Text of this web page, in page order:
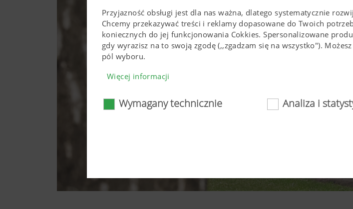
Przyjazność obsługi jest dla nas ważna, dlatego systematycznie
Chcemy przekazywać treści i reklamy dopasowane do Twoich
koniecznych do jej funkcjonowania Cokkies. Spersonalizowane
gdy wyrazisz na to swoją zgodę (,,zgadzam się na wszystko").
pól wyboru.
Określone technologie internetowe i Cookies sprawiaja, że
użytkowaniu. To dotyczy zarówno istotnych podstawowych
funkcjonować bez użycia tych technologii i Cookies.
Więcej informacji
Więcej informacji
Wymagany technicznie Analiza i